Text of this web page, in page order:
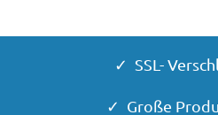
✓ SSL-
✓ Große